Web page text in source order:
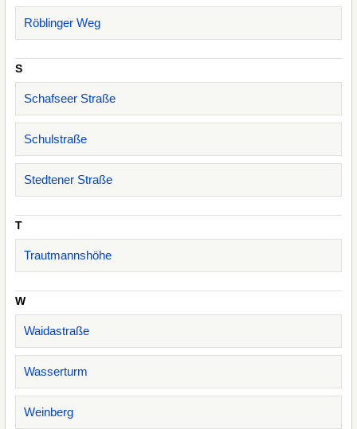
Röblinger Weg
S
Schafseer Straße
Schulstraße
Stedtener Straße
T
Trautmannshöhe
W
Waidastraße
Wasserturm
Weinberg